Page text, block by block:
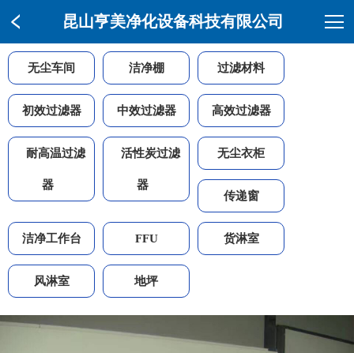
昆山亨美净化设备科技有限公司
无尘车间 洁净棚 过滤材料
初效过滤器 中效过滤器 高效过滤器
耐高温过滤
器
活性炭过滤
器
无尘衣柜
传递窗
洁净工作台 FFU 货淋室
风淋室 地坪